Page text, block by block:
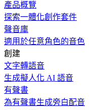
產品概覽
探索一體化創作套件
聲音庫
適用於任意角色的音色
創建
文字轉語音
生成擬人化 AI 語音
有聲書
為有聲書生成旁白配音